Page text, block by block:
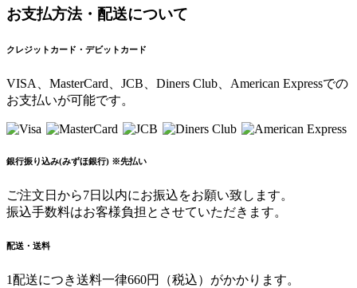
お支払方法・配送について
クレジットカード・デビットカード
VISA、MasterCard、JCB、Diners Club、American Expressでの
お支払いが可能です。
銀行振り込み(みずほ銀行) ※先払い
ご注文日から7日以内にお振込をお願い致します。
振込手数料はお客様負担とさせていただきます。
配送・送料
1配送につき送料一律660円（税込）がかかります。